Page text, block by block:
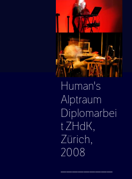
Human's
Alptraum
Diplomarbei
t ZHdK,
Zürich,
2008